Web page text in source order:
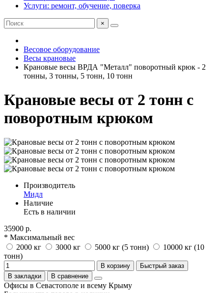
Услуги: ремонт, обучение, поверка
×
Весовое оборудование
Весы крановые
Крановые весы ВРДА "Металл" поворотный крюк - 2
тонны, 3 тонны, 5 тонн, 10 тонн
Крановые весы от 2 тонн с
поворотным крюком
Производитель
Мидл
Наличие
Есть в наличии
35900 р.
* Максимальный вес
2000 кг
3000 кг 5000 кг (5 тонн)
10000 кг (10
тонн)
В корзину
Быстрый заказ
В закладки
В сравнение
Офисы в Севастополе и всему Крыму